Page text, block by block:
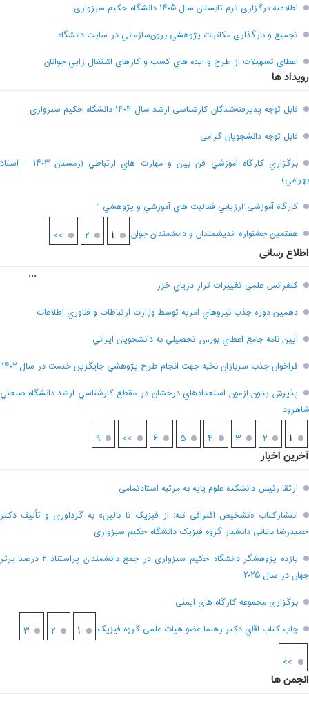
اطلاعیه برگزاری ترم تابستان سال ۱۴۰۵ دانشگاه حکیم سبزواری
تجميع و بارگذاري مکاتبات پژوهشي برون‌سازماني در سايت دانشگاه
اعطاي تسهيلات از طرح و ايده هاي کسب و کارهاي اشتغال زايي جوانان
رویداد ها
قابل توجه پذیرفته‌شدگان کارشناسی ارشد سال ۱۴۰۴ دانشگاه حکیم سبزواری
قابل توجه دانشجویان گرامی
برگزاري کارگاه آموزشي فن بيان و مهارت هاي ارتباطي (زمستان ۱۴۰۳ – استاد
بهرامي)
کارگاه آموزشی”ارزيابي فعاليت هاي آموزشي و پژوهشي “
هفتمين جشنواره انديشمندان و دانشمندان جوان
۱ ۲ >>
اطلاع رسانی
کنفرانس علمي تغييرات تراز درياي خزر
دهمين دوره جذب نيروهاي امريه توسط وزارت ارتباطات و فناوري اطلاعات
آيين نامه جامع اعطاي بورس تحصيلي به دانشجويان ايراني
فراخوان جذب سربازان نخبه جهت انجام طرح پژوهشي جايگزين خدمت در سال ۱۴۰۲
پذيرش بدون آزمون استعدادهاي درخشان در مقطع کارشناسي ارشد دانشگاه صنعتي
شاهرود
۱ ۲ ۳ ۴ ۵ ۶
...
۹ >>
آخرین اخبار
ارتقا رئیس دانشکده علوم پایه به مرتبه استادتمامی
انتشارکتاب «تشخیص افتراقی تنه: از فیزیک تا بالین» به گردآوری و تألیف دکتر
حمیدرضا باغانی دانشیار گروه فیزیک دانشگاه حکیم سبزواری
یازده پژوهشگر دانشگاه حکیم سبزواری در جمع دانشمندان پراستناد ۲ درصد برتر
جهان در سال ۲۰۲۵
برگزاری مجموعه کارگاه های ایمنی
چاپ کتاب آقاي دکتر رهنما عضو هیات علمی گروه فیزیک
۱ ۲ ۳
>>
انجمن ها